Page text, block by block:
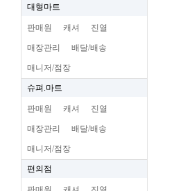
대형마트
판매원 캐셔 진열
매장관리 배달/배송
매니저/점장
슈펴.마트
판매원 캐셔 진열
매장관리 배달/배송
매니저/점장
편의점